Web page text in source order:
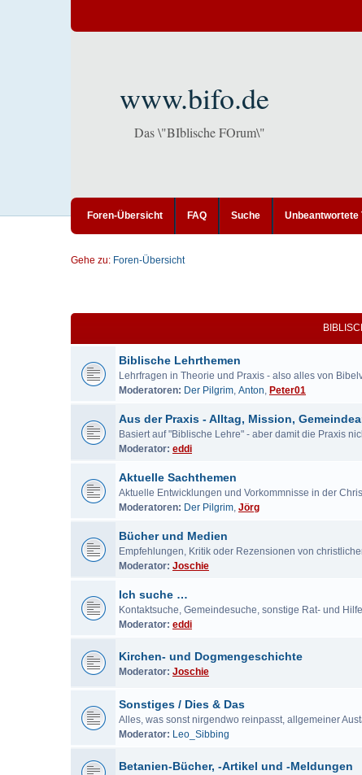
www.bifo.de
Das \"BIblische FOrum\"
Foren-Übersicht FAQ Suche Unbeantwortete
Gehe zu: Foren-Übersicht
Biblische Lehrthemen
Lehrfragen in Theorie und Praxis - also alles von
Moderatoren: Der Pilgrim, Anton, Peter01
Aus der Praxis - Alltag, Mission,
Basiert auf "Biblische Lehre" - aber damit die Praxis
Moderator: eddi
Aktuelle Sachthemen
Aktuelle Entwicklungen und Vorkommnisse in der
Moderatoren: Der Pilgrim, Jörg
Bücher und Medien
Empfehlungen, Kritik oder Rezensionen von
Moderator: Joschie
Ich suche …
Kontaktsuche, Gemeindesuche, sonstige Rat- und
Moderator: eddi
Kirchen- und Dogmengeschichte
Moderator: Joschie
Sonstiges / Dies & Das
Alles, was sonst nirgendwo reinpasst, allgemeiner
Moderator: Leo_Sibbing
Betanien-Bücher, -Artikel und -Meldungen